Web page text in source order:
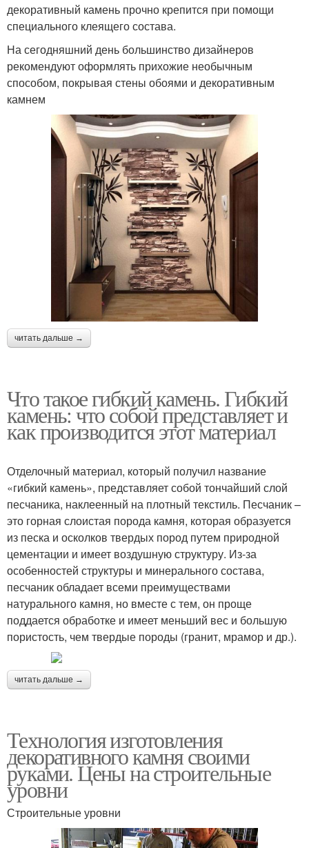
декоративный камень прочно крепится при помощи
специального клеящего состава.
На сегодняшний день большинство дизайнеров
рекомендуют оформлять прихожие необычным
способом, покрывая стены обоями и декоративным
камнем
читать дальше →
Что такое гибкий камень. Гибкий
камень: что собой представляет и
как производится этот материал
Отделочный материал, который получил название
«гибкий камень», представляет собой тончайший слой
песчаника, наклеенный на плотный текстиль. Песчаник –
это горная слоистая порода камня, которая образуется
из песка и осколков твердых пород путем природной
цементации и имеет воздушную структуру. Из-за
особенностей структуры и минерального состава,
песчаник обладает всеми преимуществами
натурального камня, но вместе с тем, он проще
поддается обработке и имеет меньший вес и большую
пористость, чем твердые породы (гранит, мрамор и др.).
читать дальше →
Технология изготовления
декоративного камня своими
руками. Цены на строительные
уровни
Строительные уровни